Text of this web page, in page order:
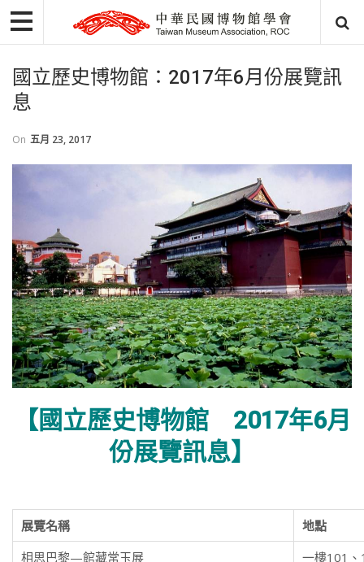
國立歷史博物館：2017年6月份展覽訊
息
On 五月 23, 2017
【國立歷史博物館 2017年6月
份展覽訊息】
展覽名稱
地點
相思巴黎—館藏常玉展
一樓101